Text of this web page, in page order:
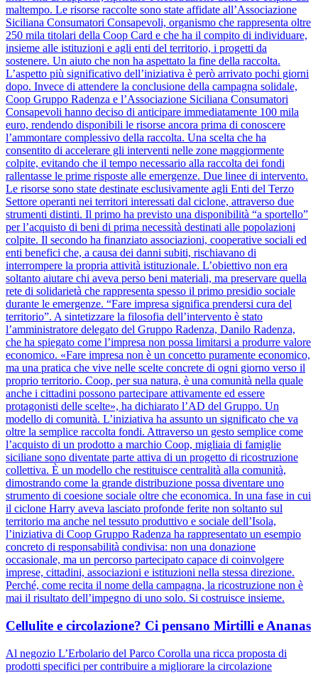
maltempo. Le risorse raccolte sono state affidate all’Associazione
Siciliana Consumatori Consapevoli, organismo che rappresenta oltre
250 mila titolari della Coop Card e che ha il compito di individuare,
insieme alle istituzioni e agli enti del territorio, i progetti da
sostenere. Un aiuto che non ha aspettato la fine della raccolta.
L’aspetto più significativo dell’iniziativa è però arrivato pochi giorni
dopo. Invece di attendere la conclusione della campagna solidale,
Coop Gruppo Radenza e l’Associazione Siciliana Consumatori
Consapevoli hanno deciso di anticipare immediatamente 100 mila
euro, rendendo disponibili le risorse ancora prima di conoscere
l’ammontare complessivo della raccolta. Una scelta che ha
consentito di accelerare gli interventi nelle zone maggiormente
colpite, evitando che il tempo necessario alla raccolta dei fondi
rallentasse le prime risposte alle emergenze. Due linee di intervento.
Le risorse sono state destinate esclusivamente agli Enti del Terzo
Settore operanti nei territori interessati dal ciclone, attraverso due
strumenti distinti. Il primo ha previsto una disponibilità “a sportello”
per l’acquisto di beni di prima necessità destinati alle popolazioni
colpite. Il secondo ha finanziato associazioni, cooperative sociali ed
enti benefici che, a causa dei danni subiti, rischiavano di
interrompere la propria attività istituzionale. L’obiettivo non era
soltanto aiutare chi aveva perso beni materiali, ma preservare quella
rete di solidarietà che rappresenta spesso il primo presidio sociale
durante le emergenze. “Fare impresa significa prendersi cura del
territorio”. A sintetizzare la filosofia dell’intervento è stato
l’amministratore delegato del Gruppo Radenza, Danilo Radenza,
che ha spiegato come l’impresa non possa limitarsi a produrre valore
economico. «Fare impresa non è un concetto puramente economico,
ma una pratica che vive nelle scelte concrete di ogni giorno verso il
proprio territorio. Coop, per sua natura, è una comunità nella quale
anche i cittadini possono partecipare attivamente ed essere
protagonisti delle scelte», ha dichiarato l’AD del Gruppo. Un
modello di comunità. L’iniziativa ha assunto un significato che va
oltre la semplice raccolta fondi. Attraverso un gesto semplice come
l’acquisto di un prodotto a marchio Coop, migliaia di famiglie
siciliane sono diventate parte attiva di un progetto di ricostruzione
collettiva. È un modello che restituisce centralità alla comunità,
dimostrando come la grande distribuzione possa diventare uno
strumento di coesione sociale oltre che economica. In una fase in cui
il ciclone Harry aveva lasciato profonde ferite non soltanto sul
territorio ma anche nel tessuto produttivo e sociale dell’Isola,
l’iniziativa di Coop Gruppo Radenza ha rappresentato un esempio
concreto di responsabilità condivisa: non una donazione
occasionale, ma un percorso partecipato capace di coinvolgere
imprese, cittadini, associazioni e istituzioni nella stessa direzione.
Perché, come recita il nome della campagna, la ricostruzione non è
mai il risultato dell’impegno di uno solo. Si costruisce insieme.
Cellulite e circolazione? Ci pensano Mirtilli e Ananas
Al negozio L’Erbolario del Parco Corolla una ricca proposta di
prodotti specifici per contribuire a migliorare la circolazione